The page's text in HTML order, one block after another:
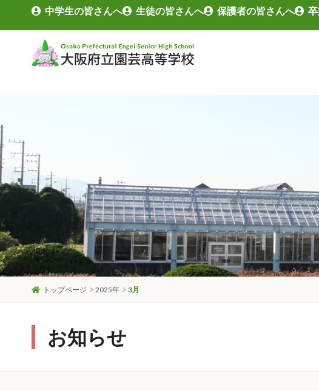
中学生の皆さんへ 生徒の皆さんへ 保護者の皆さんへ
トップページ 2025年 3月
お知らせ